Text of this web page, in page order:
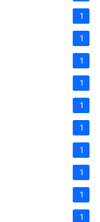
1
1
1
1
1
1
1
1
1
1